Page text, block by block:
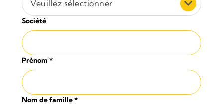
Veuillez sélectionner
Société
Prénom *
Nom de famille*